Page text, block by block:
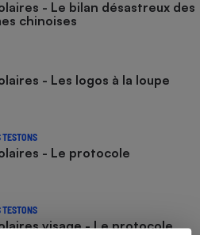
- Le bilan désastreux des
chinoises
- Les logos à la loupe
TESTONS
- Le protocole
TESTONS
visage - Le protocole